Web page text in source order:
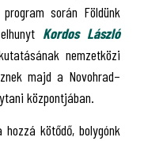
során Földünk
Kordos László
nemzetközi
majd a Novohrad–
központjában.
kötődő, bolygónk